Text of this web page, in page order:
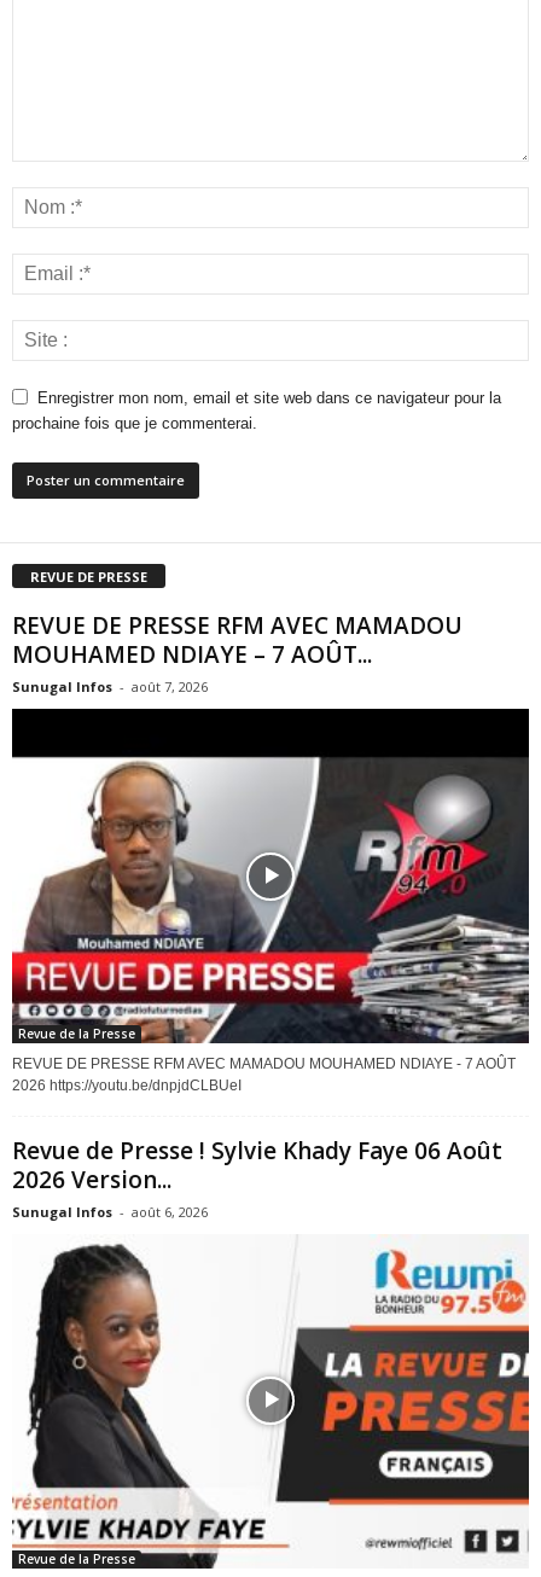
Enregistrer mon nom, email et site web dans ce navigateur pour la
prochaine fois que je commenterai.
REVUE DE PRESSE
REVUE DE PRESSE RFM AVEC MAMADOU
MOUHAMED NDIAYE – 7 AOÛT...
Sunugal Infos - août 7, 2026
Revue de la Presse
REVUE DE PRESSE RFM AVEC MAMADOU MOUHAMED NDIAYE - 7 AOÛT
2026 https://youtu.be/dnpjdCLBUeI
Revue de Presse ! Sylvie Khady Faye 06 Août
2026 Version...
Sunugal Infos - août 6, 2026
Revue de la Presse